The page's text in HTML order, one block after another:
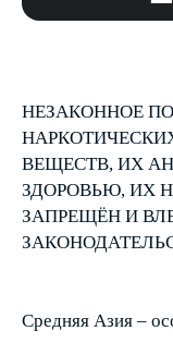
НЕЗАКОННОЕ
ВЕЩЕСТВ, ИХ
ЗДОРОВЬЮ, ИХ
ЗАПРЕЩЁН И
Средняя Азия –